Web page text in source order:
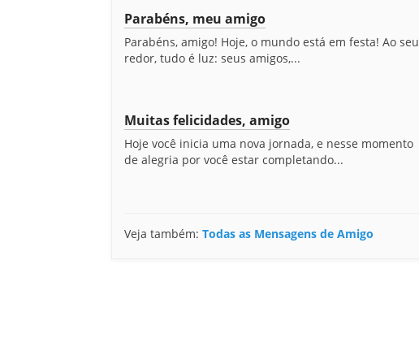
Parabéns, meu amigo
Parabéns, amigo! Hoje, o mundo está em festa! Ao seu
redor, tudo é luz: seus amigos,...
Muitas felicidades, amigo
Hoje você inicia uma nova jornada, e nesse momento
de alegria por você estar completando...
Veja também: Todas as Mensagens de Amigo